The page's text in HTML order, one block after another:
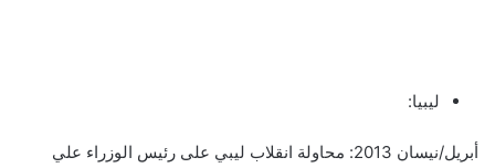
ليبيا:
أبريل/نيسان 2013: محاولة انقلاب ليبي على رئيس الوزراء علي